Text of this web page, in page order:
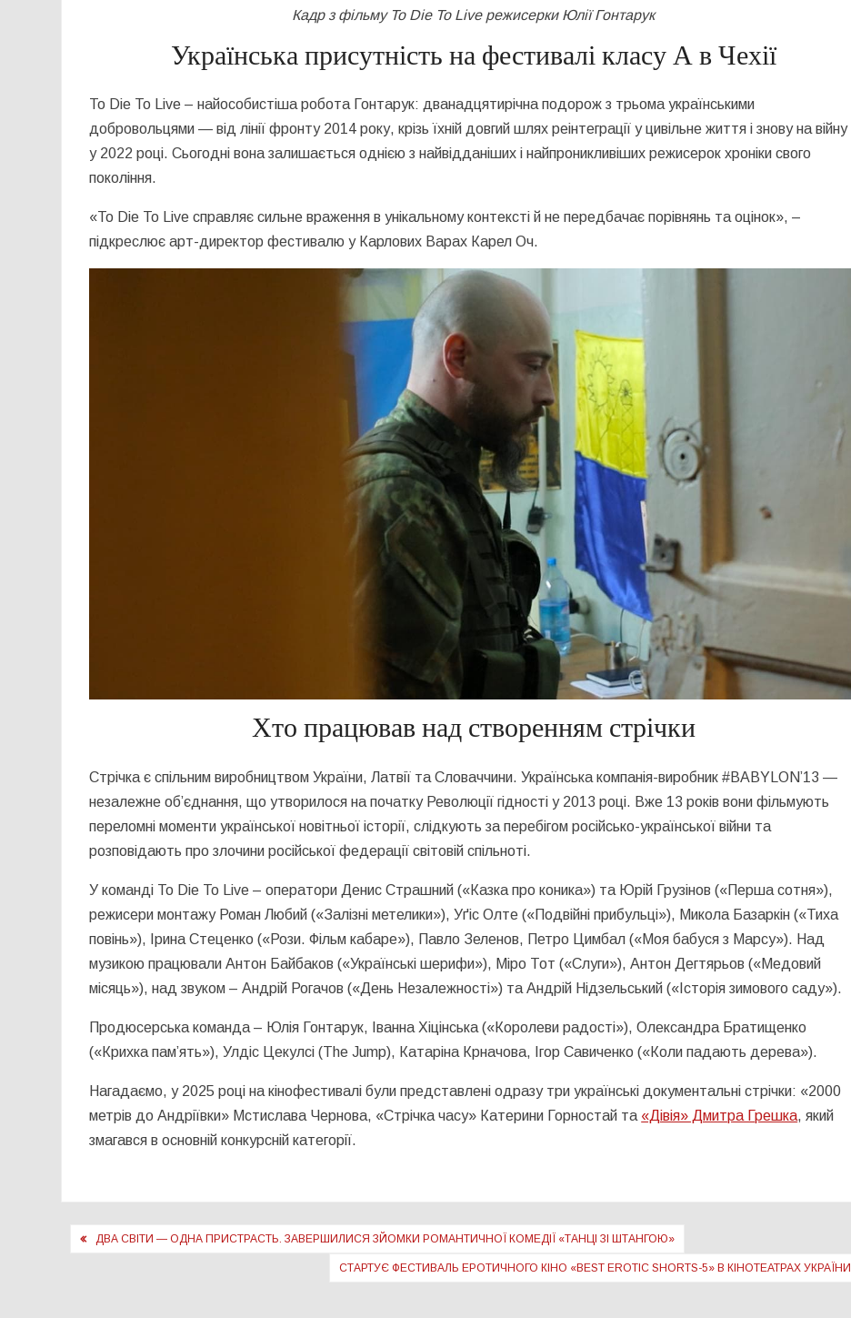
Кадр з фільму To Die To Live режисерки Юлії Гонтарук
Українська присутність на фестивалі класу А в Чехії
To Die To Live – найособистіша робота Гонтарук: дванадцятирічна подорож з трьома українськими
добровольцями — від лінії фронту 2014 року, крізь їхній довгий шлях реінтеграції у цивільне життя і знову на війну
у 2022 році. Сьогодні вона залишається однією з найвідданіших і найпроникливіших режисерок хроніки свого
покоління.
«To Die To Live справляє сильне враження в унікальному контексті й не передбачає порівнянь та оцінок», –
підкреслює арт-директор фестивалю у Карлових Варах Карел Оч.
Хто працював над створенням стрічки
Стрічка є спільним виробництвом України, Латвії та Словаччини. Українська компанія-виробник #BABYLON’13 —
незалежне об’єднання, що утворилося на початку Революції гідності у 2013 році. Вже 13 років вони фільмують
переломні моменти української новітньої історії, слідкують за перебігом російсько-української війни та
розповідають про злочини російської федерації світовій спільноті.
У команді To Die To Live – оператори Денис Страшний («Казка про коника») та Юрій Грузінов («Перша сотня»),
режисери монтажу Роман Любий («Залізні метелики»), Уґіс Олте («Подвійні прибульці»), Микола Базаркін («Тиха
повінь»), Ірина Стеценко («Рози. Фільм кабаре»), Павло Зеленов, Петро Цимбал («Моя бабуся з Марсу»). Над
музикою працювали Антон Байбаков («Українські шерифи»), Міро Тот («Слуги»), Антон Дегтярьов («Медовий
місяць»), над звуком – Андрій Рогачов («День Незалежності») та Андрій Нідзельський («Історія зимового саду»).
Продюсерська команда – Юлія Гонтарук, Іванна Хіцінська («Королеви радості»), Олександра Братищенко
(«Крихка пам’ять»), Улдіс Цекулсі (The Jump), Катаріна Крначова, Ігор Савиченко («Коли падають дерева»).
Нагадаємо, у 2025 році на кінофестивалі були представлені одразу три українські документальні стрічки: «2000
метрів до Андріївки» Мстислава Чернова, «Стрічка часу» Катерини Горностай та «Дівія» Дмитра Грешка, який
змагався в основній конкурсній категорії.
Навігація
ДВА СВІТИ — ОДНА ПРИСТРАСТЬ. ЗАВЕРШИЛИСЯ ЗЙОМКИ РОМАНТИЧНОЇ КОМЕДІЇ «ТАНЦІ ЗІ ШТАНГОЮ»
СТАРТУЄ ФЕСТИВАЛЬ ЕРОТИЧНОГО КІНО «BEST EROTIC SHORTS-5» В КІНОТЕАТРАХ УКРАЇНИ